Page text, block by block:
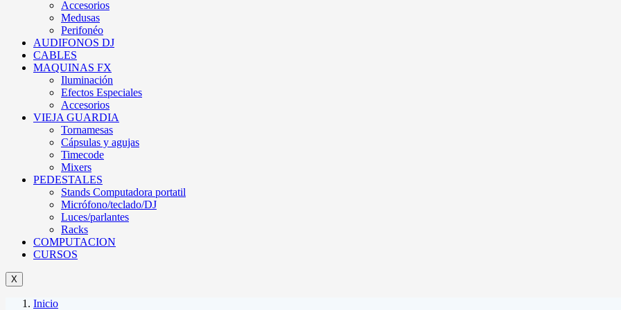
Accesorios
Medusas
Perifonéo
AUDIFONOS DJ
CABLES
MAQUINAS FX
Iluminación
Efectos Especiales
Accesorios
VIEJA GUARDIA
Tornamesas
Cápsulas y agujas
Timecode
Mixers
PEDESTALES
Stands Computadora portatil
Micrófono/teclado/DJ
Luces/parlantes
Racks
COMPUTACION
CURSOS
X
Inicio